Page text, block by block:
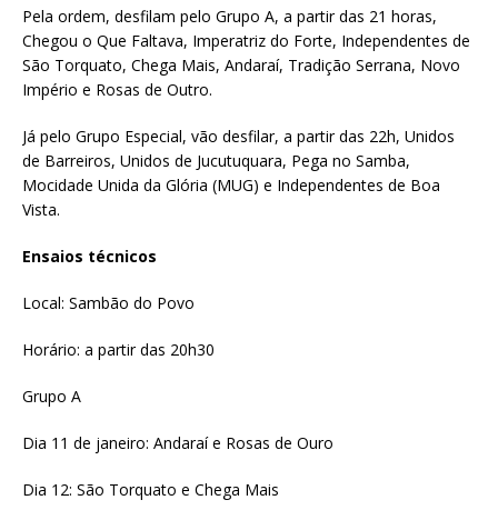
Pela ordem, desfilam pelo Grupo A, a partir das 21 horas,
Chegou o Que Faltava, Imperatriz do Forte, Independentes de
São Torquato, Chega Mais, Andaraí, Tradição Serrana, Novo
Império e Rosas de Outro.
Já pelo Grupo Especial, vão desfilar, a partir das 22h, Unidos
de Barreiros, Unidos de Jucutuquara, Pega no Samba,
Mocidade Unida da Glória (MUG) e Independentes de Boa
Vista.
Ensaios técnicos
Local: Sambão do Povo
Horário: a partir das 20h30
Grupo A
Dia 11 de janeiro: Andaraí e Rosas de Ouro
Dia 12: São Torquato e Chega Mais